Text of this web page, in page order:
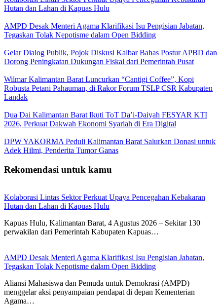
Hutan dan Lahan di Kapuas Hulu
AMPD Desak Menteri Agama Klarifikasi Isu Pengisian Jabatan,
Tegaskan Tolak Nepotisme dalam Open Bidding
Gelar Dialog Publik, Pojok Diskusi Kalbar Bahas Postur APBD dan
Dorong Peningkatan Dukungan Fiskal dari Pemerintah Pusat
Wilmar Kalimantan Barat Luncurkan “Cantigi Coffee”, Kopi
Robusta Petani Pahauman, di Rakor Forum TSLP CSR Kabupaten
Landak
Dua Dai Kalimantan Barat Ikuti ToT Da’i-Daiyah FESYAR KTI
2026, Perkuat Dakwah Ekonomi Syariah di Era Digital
DPW YAKORMA Peduli Kalimantan Barat Salurkan Donasi untuk
Adek Hilmi, Penderita Tumor Ganas
Rekomendasi untuk kamu
Kolaborasi Lintas Sektor Perkuat Upaya Pencegahan Kebakaran
Hutan dan Lahan di Kapuas Hulu
Kapuas Hulu, Kalimantan Barat, 4 Agustus 2026 – Sekitar 130
perwakilan dari Pemerintah Kabupaten Kapuas…
AMPD Desak Menteri Agama Klarifikasi Isu Pengisian Jabatan,
Tegaskan Tolak Nepotisme dalam Open Bidding
Aliansi Mahasiswa dan Pemuda untuk Demokrasi (AMPD)
menggelar aksi penyampaian pendapat di depan Kementerian
Agama…